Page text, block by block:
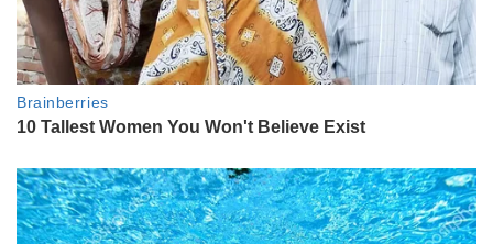
ENTRETENIMIENTO
Wanda Nara y un 25 de mayo
inolvidable: el viaje a Rosario con
sus hijas para visitar a la familia
de Benjamín, el hijo de Enzo
Fernández, que enamoró a todos